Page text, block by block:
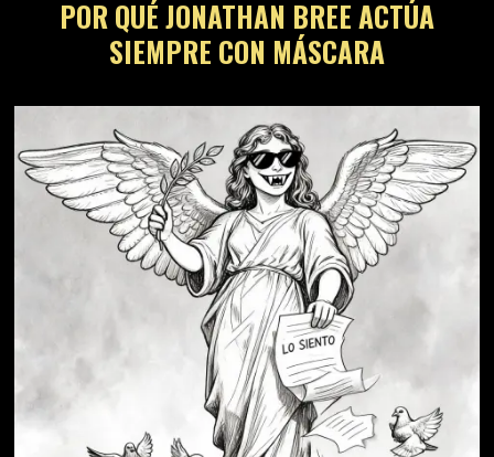
POR QUÉ JONATHAN BREE ACTÚA
SIEMPRE CON MÁSCARA